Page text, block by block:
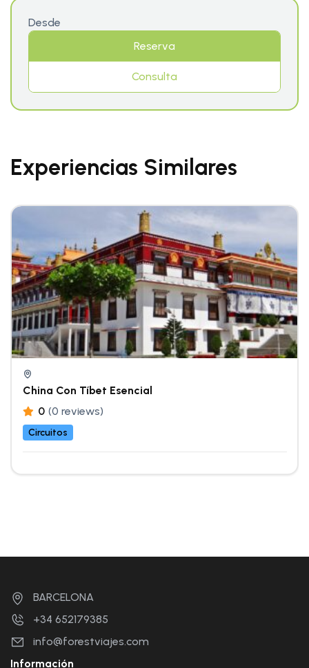
Desde
Reserva
Consulta
Experiencias Similares
China Con Tíbet Esencial
0 (0 reviews)
Circuitos
BARCELONA
+34 652179385
info@forestviajes.com
Información